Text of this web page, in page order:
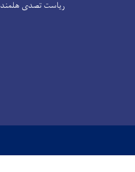
ریاست تصدی هلمند